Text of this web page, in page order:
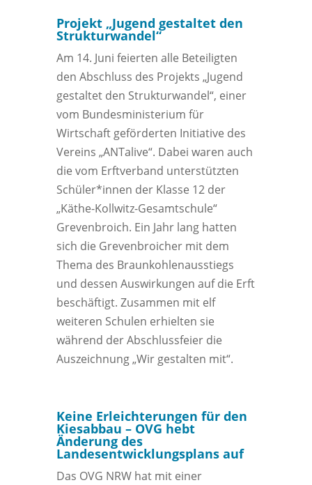
Projekt „Jugend gestaltet den
Strukturwandel“
Am 14. Juni feierten alle Beteiligten
den Abschluss des Projekts „Jugend
gestaltet den Strukturwandel“, einer
vom Bundesministerium für
Wirtschaft geförderten Initiative des
Vereins „ANTalive“. Dabei waren auch
die vom Erftverband unterstützten
Schüler*innen der Klasse 12 der
„Käthe-Kollwitz-Gesamtschule“
Grevenbroich. Ein Jahr lang hatten
sich die Grevenbroicher mit dem
Thema des Braunkohlenausstiegs
und dessen Auswirkungen auf die Erft
beschäftigt. Zusammen mit elf
weiteren Schulen erhielten sie
während der Abschlussfeier die
Auszeichnung „Wir gestalten mit“.
Keine Erleichterungen für den
Kiesabbau – OVG hebt
Änderung des
Landesentwicklungsplans auf
Das OVG NRW hat mit einer